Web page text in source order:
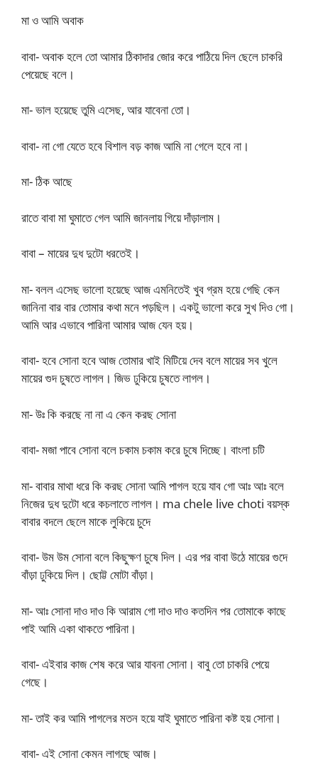
মা ও আমি অবাক
বাবা- অবাক হলে তো আমার ঠিকাদার জোর করে পাঠিয়ে দিল ছেলে চাকরি
পেয়েছে বলে।
মা- ভাল হয়েছে তুমি এসেছ, আর যাবেনা তো।
বাবা- না গো যেতে হবে বিশাল বড় কাজ আমি না গেলে হবে না।
মা- ঠিক আছে
রাতে বাবা মা ঘুমাতে গেল আমি জানলায় গিয়ে দাঁড়ালাম।
বাবা – মায়ের দুধ দুটো ধরতেই।
মা- বলল এসেছ ভালো হয়েছে আজ এমনিতেই খুব গ্রম হয়ে গেছি কেন
জানিনা বার বার তোমার কথা মনে পড়ছিল। একটু ভালো করে সুখ দিও গো।
আমি আর এভাবে পারিনা আমার আজ যেন হয়।
বাবা- হবে সোনা হবে আজ তোমার খাই মিটিয়ে দেব বলে মায়ের সব খুলে
মায়ের গুদ চুষতে লাগল। জিভ ঢুকিয়ে চুষতে লাগল।
মা- উঃ কি করছে না না এ কেন করছ সোনা
বাবা- মজা পাবে সোনা বলে চকাম চকাম করে চুষে দিচ্ছে। বাংলা চটি
মা- বাবার মাথা ধরে কি করছ সোনা আমি পাগল হয়ে যাব গো আঃ আঃ বলে
নিজের দুধ দুটো ধরে কচলাতে লাগল। ma chele live choti বয়স্ক
বাবার বদলে ছেলে মাকে লুকিয়ে চুদে
বাবা- উম উম সোনা বলে কিছুক্ষণ চুষে দিল। এর পর বাবা উঠে মায়ের গুদে
বাঁড়া ঢুকিয়ে দিল। ছোট্ট মোটা বাঁড়া।
মা- আঃ সোনা দাও দাও কি আরাম গো দাও দাও কতদিন পর তোমাকে কাছে
পাই আমি একা থাকতে পারিনা।
বাবা- এইবার কাজ শেষ করে আর যাবনা সোনা। বাবু তো চাকরি পেয়ে
গেছে।
মা- তাই কর আমি পাগলের মতন হয়ে যাই ঘুমাতে পারিনা কষ্ট হয় সোনা।
বাবা- এই সোনা কেমন লাগছে আজ।